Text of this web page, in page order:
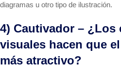
diagramas u otro tipo de ilustración.
4) Cautivador – ¿Los
visuales hacen que
más atractivo?